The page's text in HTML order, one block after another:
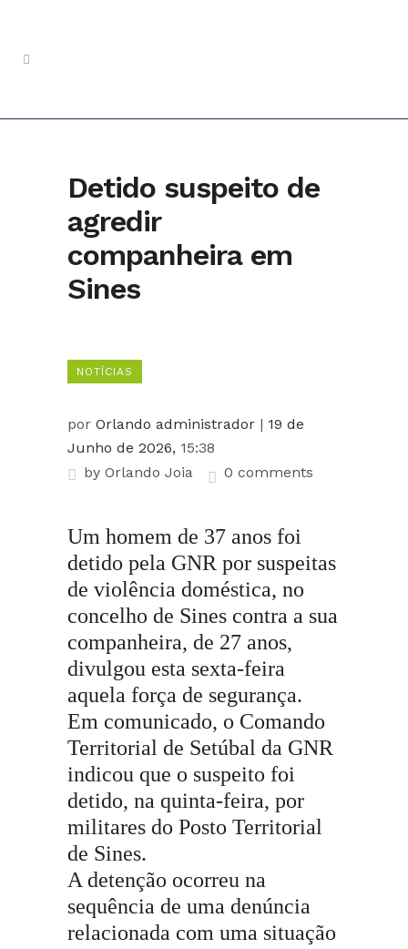
Detido suspeito de
agredir
companheira em
Sines
NOTÍCIAS
por Orlando administrador | 19 de
Junho de 2026, 15:38
by Orlando Joia 0 comments
Um homem de 37 anos foi
detido pela GNR por suspeitas
de violência doméstica, no
concelho de Sines contra a sua
companheira, de 27 anos,
divulgou esta sexta-feira
aquela força de segurança.
Em comunicado, o Comando
Territorial de Setúbal da GNR
indicou que o suspeito foi
detido, na quinta-feira, por
militares do Posto Territorial
de Sines.
A detenção ocorreu na
sequência de uma denúncia
relacionada com uma situação